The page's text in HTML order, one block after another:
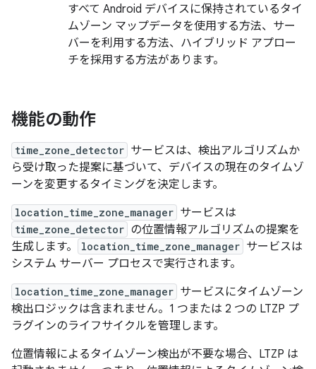
すべて Android デバイスに保持されているタイ
ムゾーン マップデータを使用する方法、サー
バーを利用する方法、ハイブリッド アプロー
チを採用する方法があります。
機能の動作
time_zone_detector サービスは、検出アルゴリズムか
ら受け取った提案に基づいて、デバイスの現在のタイムゾ
ーンを変更するタイミングを決定します。
location_time_zone_manager サービスは
time_zone_detector の位置情報アルゴリズムの提案を
生成します。
location_time_zone_manager サービスは
システム サーバー プロセスで実行されます。
location_time_zone_manager サービスにタイムゾーン
検出ロジックは含まれません。1 つまたは 2 つの LTZP プ
ラグインのライフサイクルを管理します。
位置情報によるタイムゾーン検出が不要な場合、LTZP は